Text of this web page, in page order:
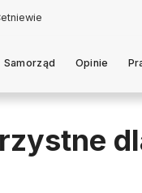
Samorząd Opinie